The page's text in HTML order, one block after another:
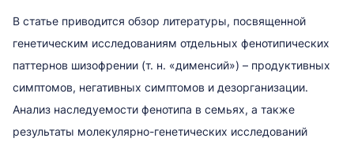
В статье приводится обзор литературы, посвященной
генетическим исследованиям отдельных фенотипических
паттернов шизофрении (т. н. «дименсий») – продуктивных
симптомов, негативных симптомов и дезорганизации.
Анализ наследуемости фенотипа в семьях, а также
результаты молекулярно-генетических исследований